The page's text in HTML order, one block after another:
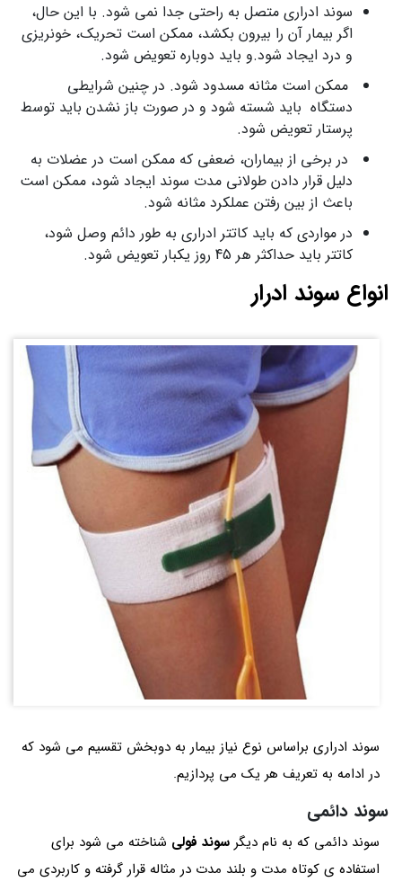
سوند ادراری متصل به راحتی جدا نمی شود. با این حال،
اگر بیمار آن را بیرون بکشد، ممکن است تحریک، خونریزی
و درد ایجاد شود.و باید دوباره تعویض شود.
ممکن است مثانه مسدود شود. در چنین شرایطی
دستگاه باید شسته شود و در صورت باز نشدن باید توسط
پرستار تعویض شود.
در برخی از بیماران، ضعفی که ممکن است در عضلات به
دلیل قرار دادن طولانی مدت سوند ایجاد شود، ممکن است
باعث از بین رفتن عملکرد مثانه شود.
در مواردی که باید کاتتر ادراری به طور دائم وصل شود،
کاتتر باید حداکثر هر 45 روز یکبار تعویض شود.
انواع سوند ادرار
سوند ادراری براساس نوع نیاز بیمار به دوبخش تقسیم می شود که
در ادامه به تعریف هر یک می پردازیم.
سوند دائمی
سوند دائمی که به نام دیگر سوند فولی شناخته می شود برای
استفاده ی کوتاه مدت و بلند مدت در مثاله قرار گرفته و کاربردی می